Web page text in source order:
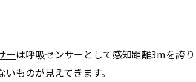
ーは呼吸センサーとして感知距離3mを誇
ものが見えてきます。